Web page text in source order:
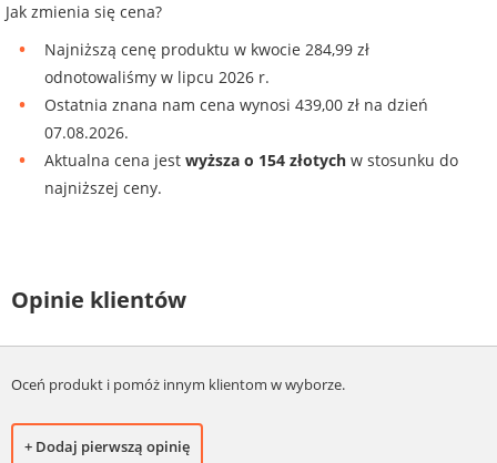
Jak zmienia się cena?
Najniższą cenę produktu w kwocie 284,99 zł
odnotowaliśmy w lipcu 2026 r.
Ostatnia znana nam cena wynosi 439,00 zł na dzień
07.08.2026.
Aktualna cena jest wyższa o 154 złotych w stosunku do
najniższej ceny.
Opinie klientów
Oceń produkt i pomóż innym klientom w wyborze.
+ Dodaj pierwszą opinię